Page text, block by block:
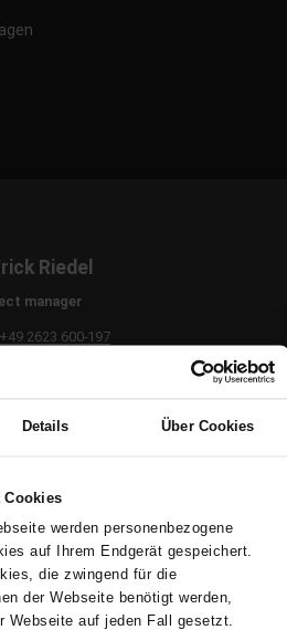
Details Über Cookies
Cookies
werden personenbezogene
auf Ihrem Endgerät gespeichert.
die zwingend für die
der Webseite benötigt werden,
Webseite auf jeden Fall gesetzt.
Riedel
manager
+49 2623 600-197